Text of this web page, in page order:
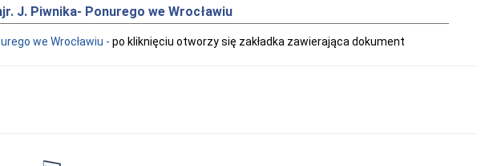
J. Piwnika- Ponurego we Wrocławiu
we Wrocławiu - po kliknięciu otworzy się zakładka zawierająca dokument